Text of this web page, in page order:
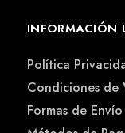
INFORMACIÓN
Política
Condiciones de
Formas de Envío